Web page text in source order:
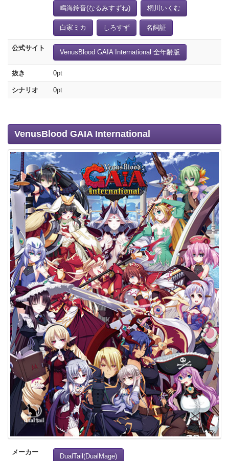
鳴海鈴音(なるみすずね) 桐川いくむ
白家ミカ しろすず 名飼証
公式サイト
VenusBlood GAIA International 全年齢版
抜き 0pt
シナリオ 0pt
VenusBlood GAIA International
メーカー
DualTail(DualMage)